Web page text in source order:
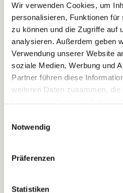
Wir verwenden Cookies, um
personalisieren, Funktionen
zu können und die Zugriffe auf
analysieren. Außerdem geben
Verwendung unserer Website
soziale Medien, Werbung und
Partner führen diese
weiteren Daten zusammen,
Notwendig
Präferenzen
Statistiken
Wer allerdings tiefgehende
Musik erwartet, wird hier
liegt klar auf Rezeption,
Werkinterpretation. Das ist
durchaus gewollt.
So ist „Bach bewegt“ kein
sehr persönliche
Fazit: ein anregendes, gut
wie sehr unser Bild von